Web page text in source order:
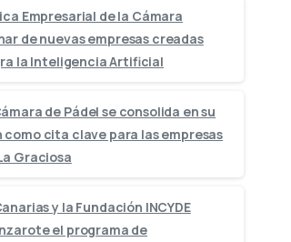
Empresarial de la Cámara
de nuevas empresas creadas
la Inteligencia Artificial
de Pádel se consolida en su
cita clave para las empresas
Graciosa
y la Fundación INCYDE
el programa de